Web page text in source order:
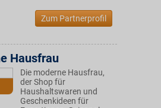
Zum Partnerprofil
Hausfrau
Die moderne Hausfrau,
der Shop für
Haushaltswaren und
Geschenkideen für